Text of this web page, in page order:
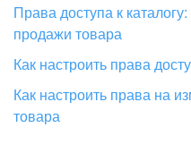
Права доступа к
продажи товара
Как настроить права
Как настроить права на
товара